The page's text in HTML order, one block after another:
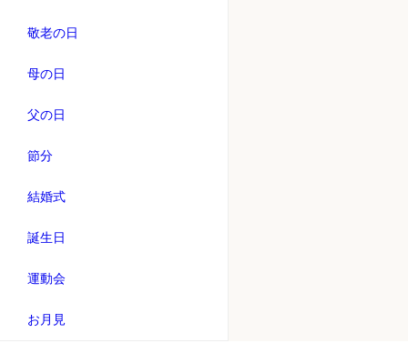
敬老の日
母の日
父の日
節分
結婚式
誕生日
運動会
お月見